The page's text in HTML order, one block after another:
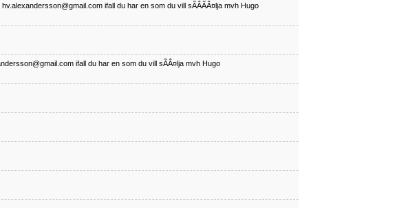
hv.alexandersson@gmail.com ifall du har en som du vill sÃÂÃÂ¤lja mvh Hugo
ifall du har en som du vill sÃÂ¤lja mvh Hugo